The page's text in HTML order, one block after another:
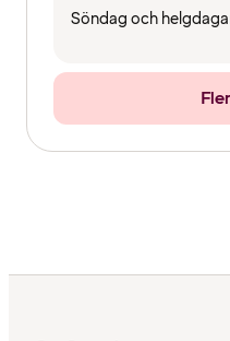
Söndag och